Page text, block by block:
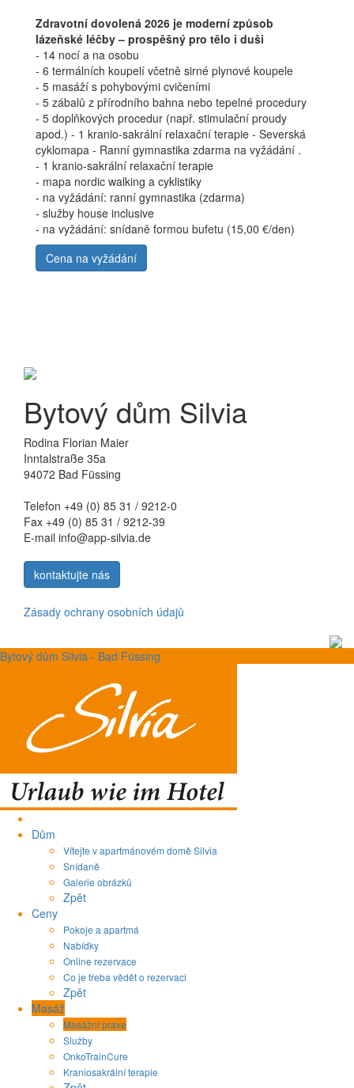
Zdravotní dovolená 2026 je moderní způsob
lázeňské léčby – prospěšný pro tělo i duši
- 14 nocí a na osobu
- 6 termálních koupelí včetně sirné plynové koupele
- 5 masáží s pohybovými cvičeními
- 5 zábalů z přírodního bahna nebo tepelné procedury
- 5 doplňkových procedur (např. stimulační proudy
apod.) - 1 kranio-sakrální relaxační terapie - Severská
cyklomapa - Ranní gymnastika zdarma na vyžádání .
- 1 kranio-sakrální relaxační terapie
- mapa nordic walking a cyklistiky
- na vyžádání: ranní gymnastika (zdarma)
- služby house inclusive
- na vyžádání: snídaně formou bufetu (15,00 €/den)
Cena na vyžádání
Bytový dům Silvia
Rodina Florian Maier
Inntalstraße 35a
94072 Bad Füssing
Telefon +49 (0) 85 31 / 9212-0
Fax +49 (0) 85 31 / 9212-39
E-mail info@app-silvia.de
kontaktujte nás
Zásady ochrany osobních údajů
Bytový dům Silvia - Bad Füssing
Dům
Vítejte v apartmánovém domě Silvia
Snídaně
Galerie obrázků
Zpět
Ceny
Pokoje a apartmá
Nabídky
Online rezervace
Co je třeba vědět o rezervaci
Zpět
Masáž
Masážní praxe
Služby
OnkoTrainCure
Kraniosakrální terapie